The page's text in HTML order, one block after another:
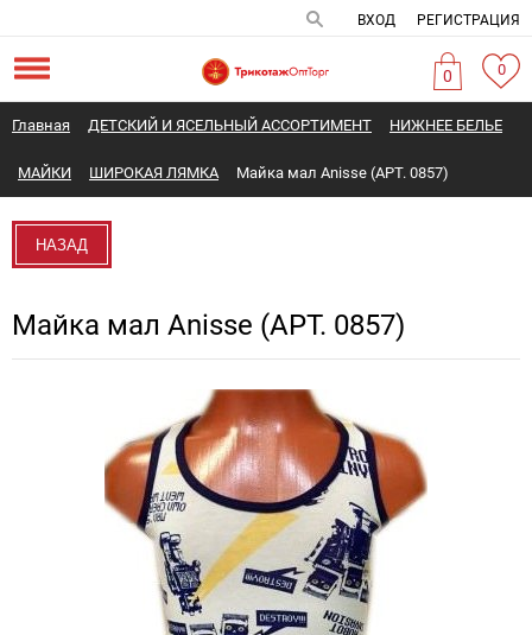
ВХОД РЕГИСТРАЦИЯ
0 0
Главная ДЕТСКИЙ И ЯСЕЛЬНЫЙ АССОРТИМЕНТ НИЖНЕЕ БЕЛЬЕ
МАЙКИ ШИРОКАЯ ЛЯМКА Майка мал Anisse (АРТ. 0857)
НАЗАД
Майка мал Anisse (АРТ. 0857)